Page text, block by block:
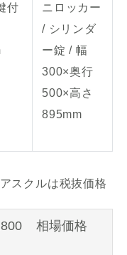
付
ニロッカー
/ シリンダ
ー錠 / 幅
300×奥行
500×高さ
895mm
スクルは税抜価格
相場価格